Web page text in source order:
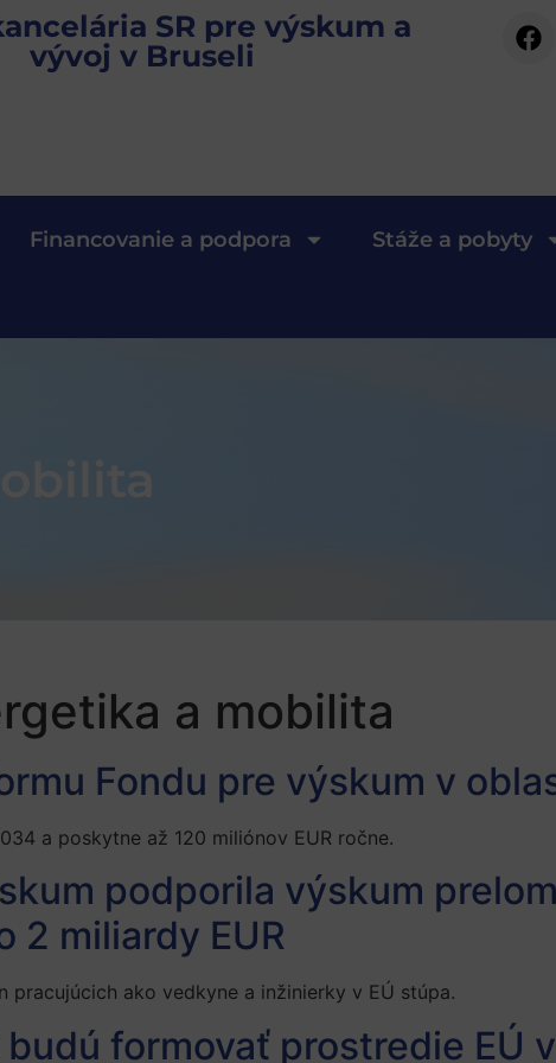
SR pre výskum a
vývoj v Bruseli
Financovanie a podpora Stáže a pobyty
a mobilita
Fondu pre výskum v
a poskytne až 120 miliónov EUR ročne.
podporila výskum
2 miliardy EUR
ako vedkyne a inžinierky v EÚ stúpa.
formovať prostredie EÚ